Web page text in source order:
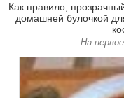
Как правило,
домашней булочкой
На